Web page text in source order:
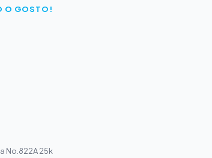
O GOSTO!
No.822A 25k